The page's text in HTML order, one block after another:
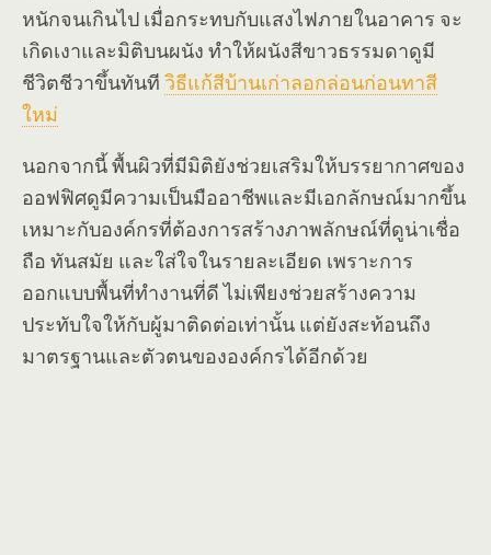
หนักจนเกินไป เมื่อกระทบกับแสงไฟภายในอาคาร จะ
เกิดเงาและมิติบนผนัง ทำให้ผนังสีขาวธรรมดาดูมี
ชีวิตชีวาขึ้นทันที วิธีแก้สีบ้านเก่าลอกล่อนก่อนทาสี
ใหม่
นอกจากนี้ พื้นผิวที่มีมิติยังช่วยเสริมให้บรรยากาศของ
ออฟฟิศดูมีความเป็นมืออาชีพและมีเอกลักษณ์มากขึ้น
เหมาะกับองค์กรที่ต้องการสร้างภาพลักษณ์ที่ดูน่าเชื่อ
ถือ ทันสมัย และใส่ใจในรายละเอียด เพราะการ
ออกแบบพื้นที่ทำงานที่ดี ไม่เพียงช่วยสร้างความ
ประทับใจให้กับผู้มาติดต่อเท่านั้น แต่ยังสะท้อนถึง
มาตรฐานและตัวตนขององค์กรได้อีกด้วย